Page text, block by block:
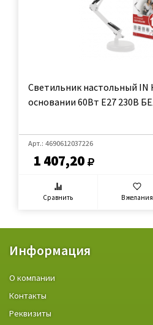
Светильник настольный IN
основании 60Вт E27 230В
Арт.: 4690612037226
1 407,20
Сравнить В желания
Информация
О компании
Контакты
Реквизиты